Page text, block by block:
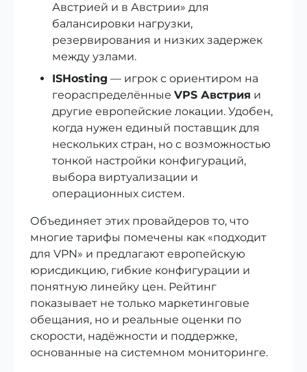
Австрией и в Австрии» для
балансировки нагрузки,
резервирования и низких задержек
между узлами.
ISHosting — игрок с ориентиром на
геораспределённые VPS Австрия и
другие европейские локации. Удобен,
когда нужен единый поставщик для
нескольких стран, но с возможностью
тонкой настройки конфигураций,
выбора виртуализации и
операционных систем.
Объединяет этих провайдеров то, что
многие тарифы помечены как «подходит
для VPN» и предлагают европейскую
юрисдикцию, гибкие конфигурации и
понятную линейку цен. Рейтинг
показывает не только маркетинговые
обещания, но и реальные оценки по
скорости, надёжности и поддержке,
основанные на системном мониторинге.